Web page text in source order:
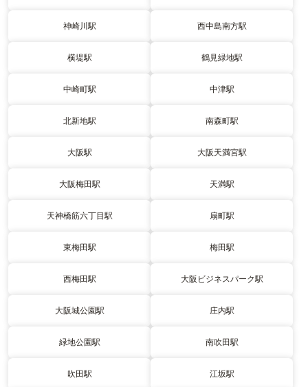
神崎川駅 西中島南方駅
横堤駅 鶴見緑地駅
中崎町駅 中津駅
北新地駅 南森町駅
大阪駅 大阪天満宮駅
大阪梅田駅 天満駅
天神橋筋六丁目駅 扇町駅
東梅田駅 梅田駅
西梅田駅 大阪ビジネスパーク駅
大阪城公園駅 庄内駅
緑地公園駅 南吹田駅
吹田駅 江坂駅